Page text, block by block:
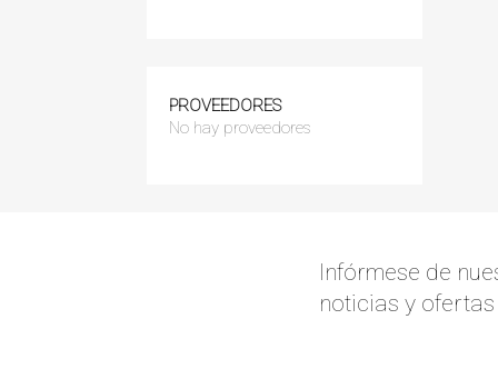
PROVEEDORES
No hay proveedores
Infórmese de
noticias y